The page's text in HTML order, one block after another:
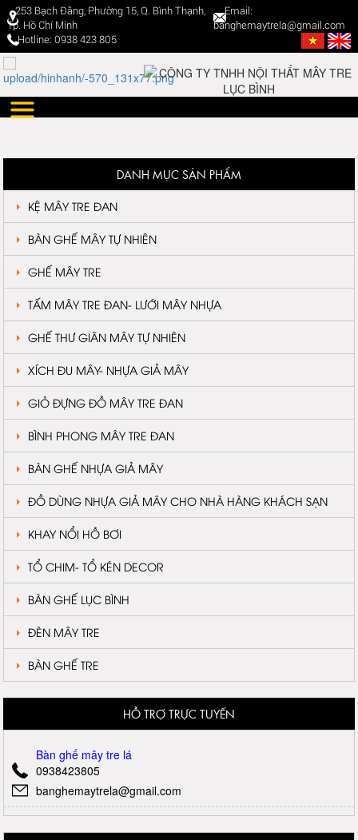
253 Bạch Đằng, Phường 15, Q. Bình Thạnh,
Tp. Hồ Chí Minh
Email:
banghemaytrela@gmail.com
Hotline: 0938 423 805
DANH MỤC SẢN PHẨM
KỆ MÂY TRE ĐAN
BÀN GHẾ MÂY TỰ NHIÊN
GHẾ MÂY TRE
TẤM MÂY TRE ĐAN- LƯỚI MÂY NHỰA
GHẾ THƯ GIÃN MÂY TỰ NHIÊN
XÍCH ĐU MÂY- NHỰA GIẢ MÂY
GIỎ ĐỰNG ĐỒ MÂY TRE ĐAN
BÌNH PHONG MÂY TRE ĐAN
BÀN GHẾ NHỰA GIẢ MÂY
ĐỒ DÙNG NHỰA GIẢ MÂY CHO NHÀ HÀNG KHÁCH SẠN
KHAY NỔI HỒ BƠI
TỔ CHIM- TỔ KÉN DECOR
BÀN GHẾ LỤC BÌNH
ĐÈN MÂY TRE
BÀN GHẾ TRE
HỖ TRỢ TRỰC TUYẾN
Bàn ghế mây tre lá
0938423805
banghemaytrela@gmail.com